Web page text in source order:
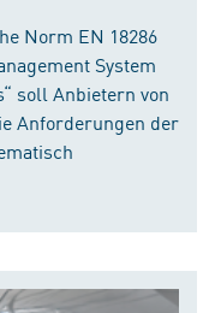
Norm EN 18286
System
soll Anbietern von
Anforderungen der